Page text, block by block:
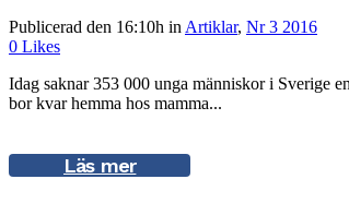
Publicerad den 16:10h in Artiklar, Nr 3 2016
0 Likes
Idag saknar 353 000 unga människor i Sverige
bor kvar hemma hos mamma...
Läs mer